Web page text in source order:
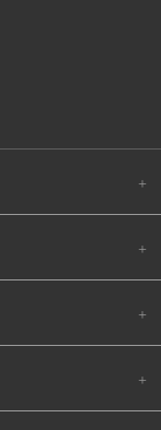
+
+
+
+